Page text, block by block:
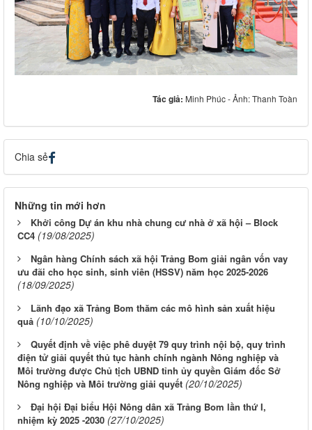
Tác giả: Minh Phúc - Ảnh: Thanh Toàn
Chia sẻ
Những tin mới hơn
Khởi công Dự án khu nhà chung cư nhà ở xã hội – Block
CC4 (19/08/2025)
Ngân hàng Chính sách xã hội Trảng Bom giải ngân vốn vay
ưu đãi cho học sinh, sinh viên (HSSV) năm học 2025-2026
(18/09/2025)
Lãnh đạo xã Trảng Bom thăm các mô hình sản xuất hiệu
quả (10/10/2025)
Quyết định về việc phê duyệt 79 quy trình nội bộ, quy trình
điện tử giải quyết thủ tục hành chính ngành Nông nghiệp và
Môi trường được Chủ tịch UBND tỉnh ủy quyền Giám đốc Sở
Nông nghiệp và Môi trường giải quyết (20/10/2025)
Đại hội Đại biểu Hội Nông dân xã Trảng Bom lần thứ I,
nhiệm kỳ 2025 -2030 (27/10/2025)